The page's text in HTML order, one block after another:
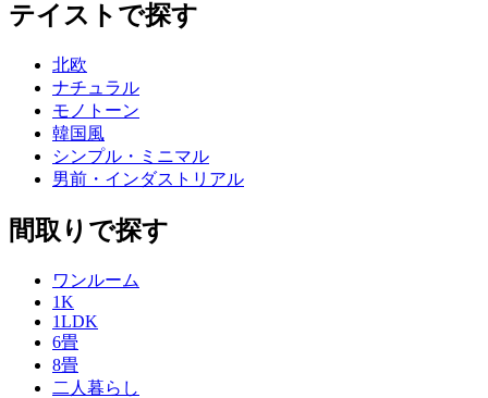
テイストで探す
北欧
ナチュラル
モノトーン
韓国風
シンプル・ミニマル
男前・インダストリアル
間取りで探す
ワンルーム
1K
1LDK
6畳
8畳
二人暮らし